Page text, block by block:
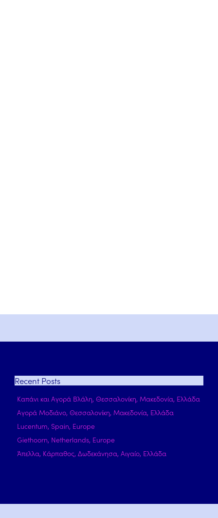
Recent Posts
Καπάνι και Αγορά Βλάλη, Θεσσαλονίκη, Μακεδονία, Ελλάδα
Αγορά Μοδιάνο, Θεσσαλονίκη, Μακεδονία, Ελλάδα
Lucentum, Spain, Europe
Giethoorn, Netherlands, Europe
Άπελλα, Κάρπαθος, Δωδεκάνησα, Αιγαίο, Ελλάδα